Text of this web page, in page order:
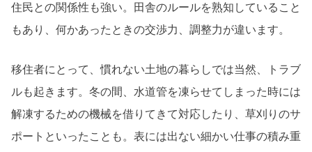
住民との関係性も強い。田舎のルールを熟知していること
もあり、何かあったときの交渉力、調整力が違います。
移住者にとって、慣れない土地の暮らしでは当然、トラブ
ルも起きます。冬の間、水道管を凍らせてしまった時には
解凍するための機械を借りてきて対応したり、草刈りのサ
ポートといったことも。表には出ない細かい仕事の積み重